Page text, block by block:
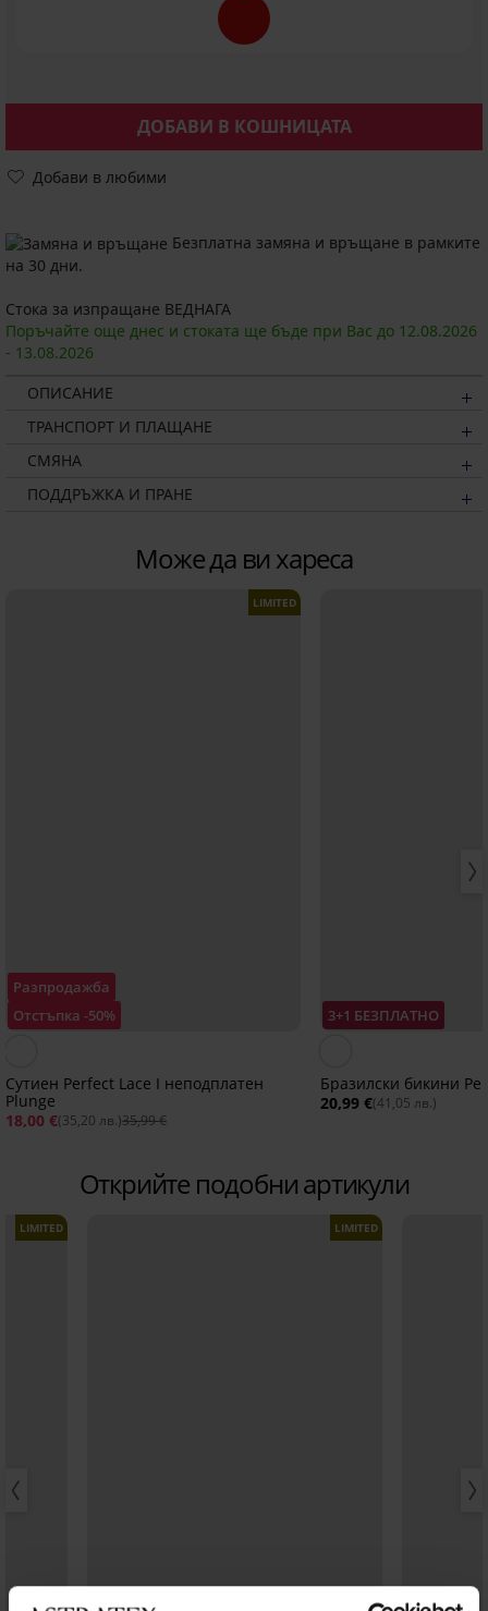
ДОБАВИ В КОШНИЦАТА
Добави в любими
Безплатна замяна и връщане в рамките
на 30 дни.
Стока за изпращане ВЕДНАГА
Поръчайте още днес и стоката ще бъде при Вас до 12.08.2026
- 13.08.2026
ОПИСАНИЕ
ТРАНСПОРТ И ПЛАЩАНЕ
СМЯНА
ПОДДРЪЖКА И ПРАНЕ
Може да ви хареса
Разпродажба
Отстъпка -50%
LIMITED
Сутиен Perfect Lace I неподплатен
Plunge
18,00 €(35,20 лв.)35,99 €
3+1 БЕЗПЛАТНО
Бразилски бикини
20,99 €(41,05 лв.)
Открийте подобни артикули
LIMITED LIMITED